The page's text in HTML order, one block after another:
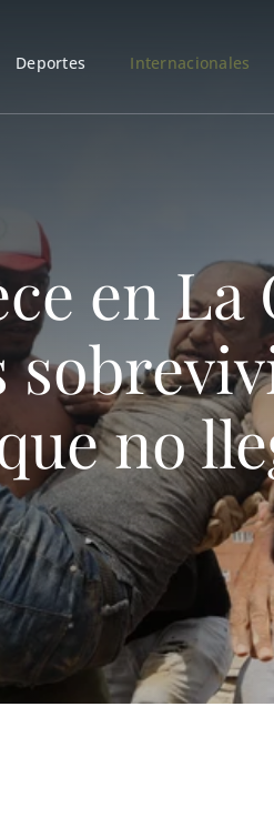
Deportes Internacionales
en La
no